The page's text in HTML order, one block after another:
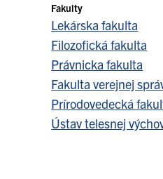
Fakulty
Lekárska fakulta
Filozofická fakulta
Právnicka fakulta
Fakulta verejnej
Prírodovedecká
Ústav telesnej